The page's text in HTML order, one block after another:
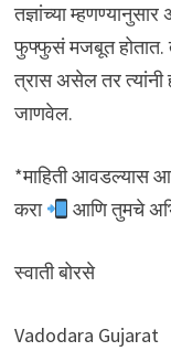
तज्ञांच्या
फुफ्फुसं मजबूत होतात.
त्रास असेल तर त्यांनी
जाणवेल.
*माहिती आवडल्यास
करा
आणि तुमचे
स्वाती बोरसे
Vadodara Gujarat